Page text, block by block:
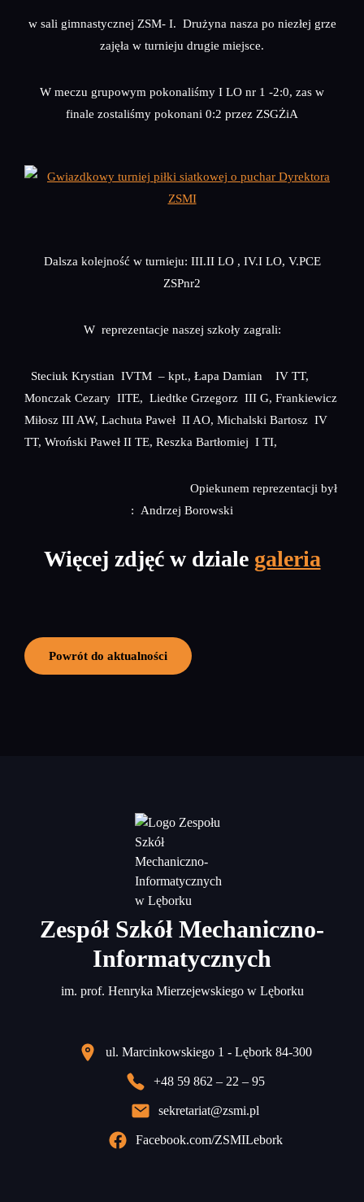
w sali gimnastycznej ZSM- I. Drużyna nasza po niezłej grze
zajęła w turnieju drugie miejsce.
W meczu grupowym pokonaliśmy I LO nr 1 -2:0, zas w
finale zostaliśmy pokonani 0:2 przez ZSGŻiA
Dalsza kolejność w turnieju: III.II LO , IV.I LO, V.PCE
ZSPnr2
W reprezentacje naszej szkoły zagrali:
Steciuk Krystian IVTM – kpt., Łapa Damian IV TT,
Monczak Cezary IITE, Liedtke Grzegorz III G, Frankiewicz
Miłosz III AW, Lachuta Paweł II AO, Michalski Bartosz IV
TT, Wroński Paweł II TE, Reszka Bartłomiej I TI,
Opiekunem reprezentacji był
: Andrzej Borowski
Więcej zdjęć w dziale galeria
Powrót do aktualności
Zespół Szkół Mechaniczno-
Informatycznych
im. prof. Henryka Mierzejewskiego w Lęborku
ul. Marcinkowskiego 1 - Lębork 84-300
+48 59 862 – 22 – 95
sekretariat@zsmi.pl
Facebook.com/ZSMILebork